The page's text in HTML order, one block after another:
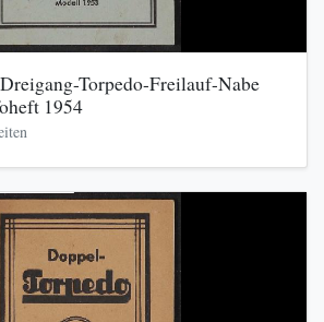
Torpedo-Freilauf-Nabe
1954